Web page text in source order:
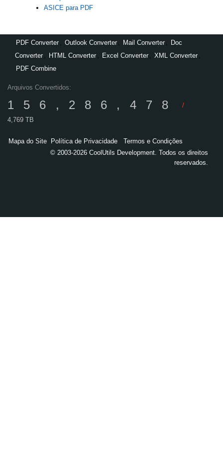
ASICE para PDF
PDF Converter Outlook Converter Mail Converter
Doc
Converter
HTML Converter Excel Converter XML Converter
PDF Combine
Arquivos Convertidos:
156,286,478
/
4,769 TB
Mapa do Site Política de Privacidade
Termos e Condições
© 2003-2026 CoolUtils Development. Todos os direitos
reservados.